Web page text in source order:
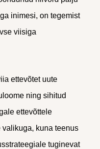
inimesi, on tegemist
viisiga
ettevõtet uute
ning sihitud
ettevõttele
kuna teenus
tuginevat